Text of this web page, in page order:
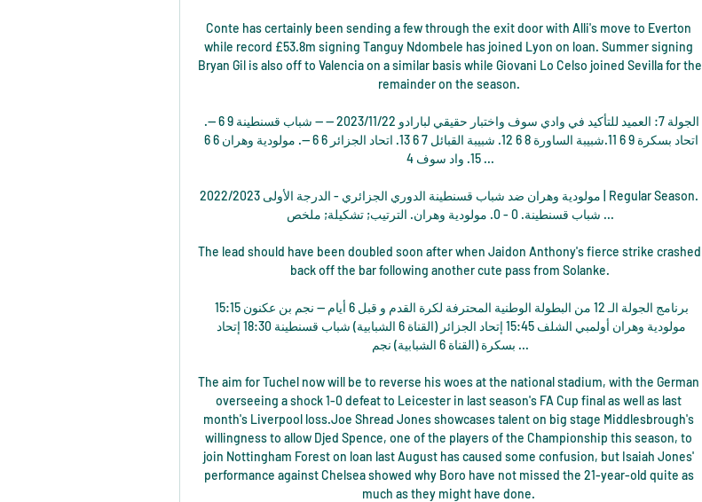
Conte has certainly been sending a few through the exit door with Alli's move to Everton
while record £53.8m signing Tanguy Ndombele has joined Lyon on loan. Summer signing
Bryan Gil is also off to Valencia on a similar basis while Giovani Lo Celso joined Sevilla for the
remainder on the season.
اتحاد بسكرة 9 6 11.شبيبة الساورة 8 6 12. شبيبة القبائل 7 6 13. اتحاد الجزائر 6 6 --. مولودية وهران 6 6
15. واد سوف 4 ...
مولودية وهران ضد شباب قسنطينة الدوري الجزائري - الدرجة الأولى 2022/2023 | Regular Season.
شباب قسنطينة. 0 - 0. مولودية وهران. الترتيب; تشكيلة; ملخص ...
The lead should have been doubled soon after when Jaidon Anthony's fierce strike crashed
back off the bar following another cute pass from Solanke.
بسكرة (القناة 6 الشبابية) نجم ...
The aim for Tuchel now will be to reverse his woes at the national stadium, with the German
overseeing a shock 1-0 defeat to Leicester in last season's FA Cup final as well as last
month's Liverpool loss.Joe Shread Jones showcases talent on big stage Middlesbrough's
willingness to allow Djed Spence, one of the players of the Championship this season, to
join Nottingham Forest on loan last August has caused some confusion, but Isaiah Jones'
performance against Chelsea showed why Boro have not missed the 21-year-old quite as
much as they might have done.